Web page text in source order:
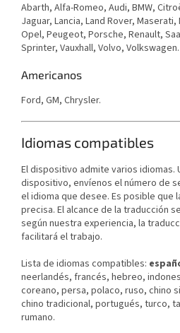
Abarth, Alfa-Romeo, Audi, BMW,
Jaguar, Lancia, Land Rover,
Opel, Peugeot, Porsche, Renault,
Sprinter, Vauxhall, Volvo, Volkswagen.
Americanos
Ford, GM, Chrysler.
Idiomas compatibles
El dispositivo admite varios idiomas.
dispositivo, envíenos el número de
el idioma que desee. Es posible que
precisa. El alcance de la traducción
según nuestra experiencia, la
facilitará el trabajo.
Lista de idiomas compatibles:
neerlandés, francés, hebreo,
coreano, persa, polaco, ruso, chino
chino tradicional, portugués, turco,
rumano.